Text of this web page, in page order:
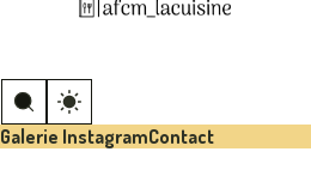
Galerie InstagramContact